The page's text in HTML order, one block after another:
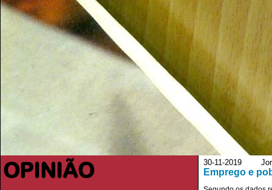
OPINIÃO
30-11-2019
Emprego e